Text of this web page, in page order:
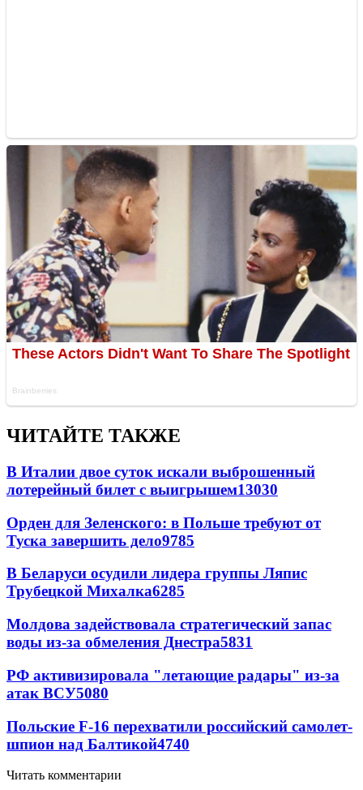
ЧИТАЙТЕ ТАКЖЕ
В Италии двое суток искали выброшенный
лотерейный билет с выигрышем13030
Орден для Зеленского: в Польше требуют от
Туска завершить дело9785
В Беларуси осудили лидера группы Ляпис
Трубецкой Михалка6285
Молдова задействовала стратегический запас
воды из-за обмеления Днестра5831
РФ активизировала "летающие радары" из-за
атак ВСУ5080
Польские F-16 перехватили российский самолет-
шпион над Балтикой4740
Читать комментарии